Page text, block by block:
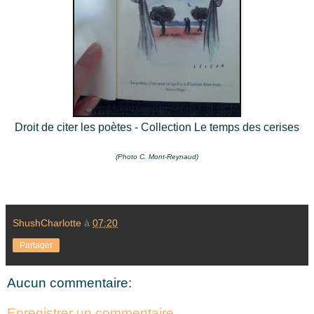
Droit de citer les poètes - Collection Le temps des cerises
(Photo C. Mont-Reynaud)
ShushCharlotte à 07:20
Partager
Aucun commentaire: